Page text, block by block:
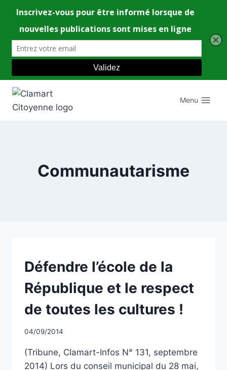
Aller
contenu
Menu
Communautarisme
NON
CLASSÉ
Défendre l’école de la
République et le respect
de toutes les cultures !
Par
04/09/2014
(Tribune, Clamart-Infos N° 131, septembre
2014) Lors du conseil municipal du 28 mai,